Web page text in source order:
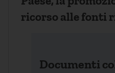
ricorso alle fonti
energia e in
Documenti